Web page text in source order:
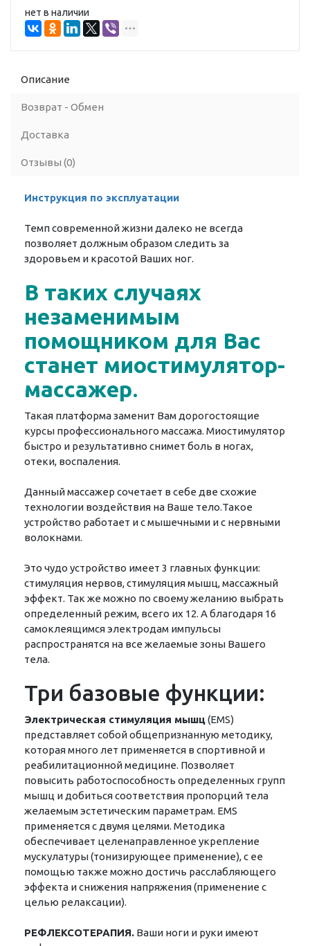
нет в наличии
Описание
Возврат - Обмен
Доставка
Отзывы (0)
Инструкция по эксплуатации
Темп современной жизни далеко не всегда
позволяет должным образом следить за
здоровьем и красотой Ваших ног.
В таких случаях
незаменимым
помощником для Вас
станет миостимулятор-
массажер.
Такая платформа заменит Вам дорогостоящие
курсы профессионального массажа. Миостимулятор
быстро и результативно снимет боль в ногах,
отеки, воспаления.
Данный массажер сочетает в себе две схожие
технологии воздействия на Ваше тело.Такое
устройство работает и с мышечными и с нервными
волокнами.
Это чудо устройство имеет 3 главных функции:
стимуляция нервов, стимуляция мышц, массажный
эффект. Так же можно по своему желанию выбрать
определенный режим, всего их 12. А благодаря 16
самоклеящимся электродам импульсы
распространятся на все желаемые зоны Вашего
тела.
Три базовые функции:
Электрическая стимуляция мышц(EMS)
представляет собой общепризнанную методику,
которая много лет применяется в спортивной и
реабилитационной медицине. Позволяет
повысить работоспособность определенных групп
мышц и добиться соответствия пропорций тела
желаемым эстетическим параметрам. ЕMS
применяется с двумя целями. Методика
обеспечивает целенаправленное укрепление
мускулатуры (тонизирующее применение), с ее
помощью также можно достичь расслабляющего
эффекта и снижения напряжения (применение с
целью релаксации).
РЕФЛЕКСОТЕРАПИЯ. Ваши ноги и руки имеют